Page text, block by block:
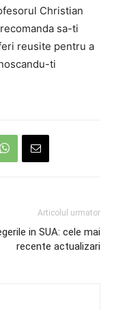
Christian
sa-ti
reusite pentru a
ti
Articolul urmator
in SUA: cele mai
recente actualizari